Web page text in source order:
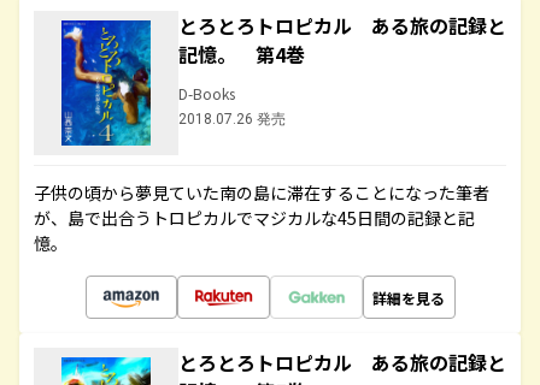
とろとろトロピカル ある旅の記録と
記憶。 第4巻
D-Books
2018.07.26 発売
子供の頃から夢見ていた南の島に滞在することになった筆者
が、島で出合うトロピカルでマジカルな45日間の記録と記
憶。
詳細を見る
とろとろトロピカル ある旅の記録と